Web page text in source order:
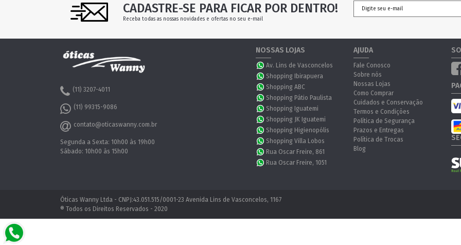
CADASTRE-SE PARA FICAR POR DENTRO!
Receba todas as nossas novidades e ofertas no seu e-mail
(11) 3207-4011
(11) 99315-9086
contato@oticaswanny.com.br
Segunda a Sexta: 10h00 às 19h00
Sábado: 10h00 às 15h00
NOSSAS LOJAS
Av. Lins de Vasconcelos
Shopping Ibirapuera
Shopping ABC
Shopping Pátio Paulista
Shopping Iguatemi
Shopping JK Iguatemi
Shopping Higienopólis
Shopping Villa Lobos
Rua Oscar Freire, 861
Rua Oscar Freire, 1051
AJUDA
Fale Conosco
Sobre nós
Nossas Lojas
Como Comprar
Cuidados e Conservação
Termos e Condições
Política de Segurança
Prazos e Entregas
Política de Trocas
Blog
Óticas Wanny Ltda - CNPJ:43.051.515/0001-23 Avenida Lins de Vasconcelos, 1167
® Todos os Direitos Reservados - 2020